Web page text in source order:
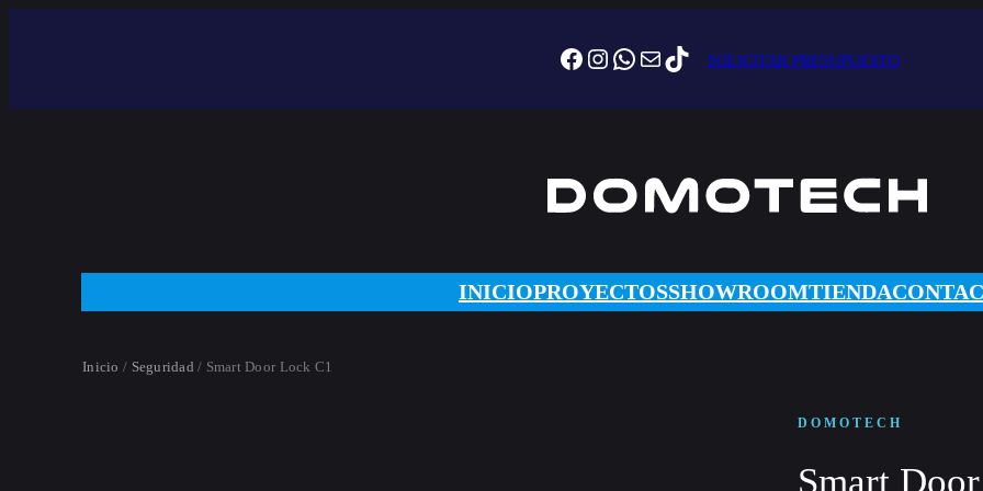
Facebook
Instagram
WhatsApp
Correo electrónico
TikTokSOLICITAR PRESUPUESTO
INICIOPROYECTOSSHOWROOMTIENDA
Inicio / Seguridad / Smart Door Lock C1
DOMOTECH
Smart